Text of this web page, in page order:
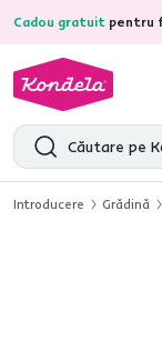
Cadou gratuit pentru4,7
Introducere Grădină